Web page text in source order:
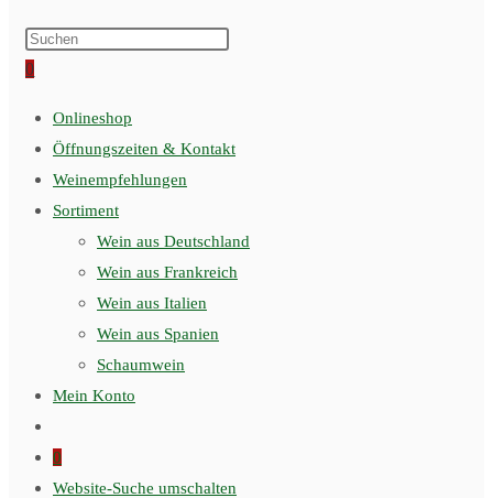
0
Onlineshop
Öffnungszeiten & Kontakt
Weinempfehlungen
Sortiment
Wein aus Deutschland
Wein aus Frankreich
Wein aus Italien
Wein aus Spanien
Schaumwein
Mein Konto
0
Website-Suche umschalten